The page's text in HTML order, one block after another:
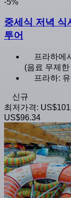
중세식 저녁 식
투어
프라하에
(음료 무제
프라하:
신규
최저가격:
US$96.34